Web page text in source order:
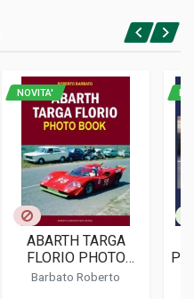
NOVITA'
ABARTH TARGA
FLORIO PHOTO
BOOK
Barbato Roberto